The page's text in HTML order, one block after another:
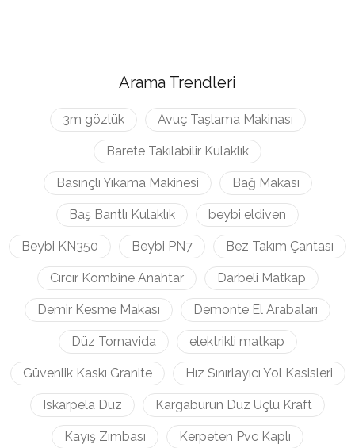
Arama Trendleri
3m gözlük Avuç Taşlama Makinası
Barete Takılabilir Kulaklık
Basınçlı Yıkama Makinesi Bağ Makası
Baş Bantlı Kulaklık beybi eldiven
Beybi KN350 Beybi PN7 Bez Takım Çantası
Cırcır Kombine Anahtar Darbeli Matkap
Demir Kesme Makası Demonte El Arabaları
Düz Tornavida elektrikli matkap
Güvenlik Kaskı Granite Hız Sınırlayıcı Yol Kasisleri
Iskarpela Düz Kargaburun Düz Uçlu Kraft
Kayış Zımbası Kerpeten Pvc Kaplı